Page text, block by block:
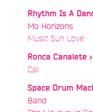
Rhythm Is A
Mo Horizons
Music Sun Love/
Ronca Canalete >
Cali
Space Drum
Band